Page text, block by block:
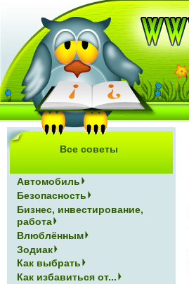
Все советы
Автомобиль
Безопасность
Бизнес, инвестирование,
работа
Влюблённым
Зодиак
Как выбрать
Как избавиться от...